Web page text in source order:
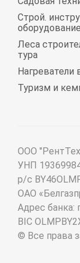
Строй.
оборудование
Леса
тура
Нагреватели
Туризм и
ООО
УНП
р/с
ОАО
Адрес банка:
BIC
© Все права